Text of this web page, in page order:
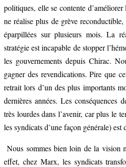
politiques, elle se contente
ne réalise plus de grève
éparpillées sur plusieurs mois. La
stratégie est incapable de stopper
les gouvernements depuis Chirac.
gagner des revendications. Pire que
retrait lors d’un des plus importants
dernières années. Les conséquences
très lourdes dans l’avenir, car plus le
les syndicats d’une façon générale) est
Nous sommes bien loin de la vision
effet, chez Marx, les syndicats